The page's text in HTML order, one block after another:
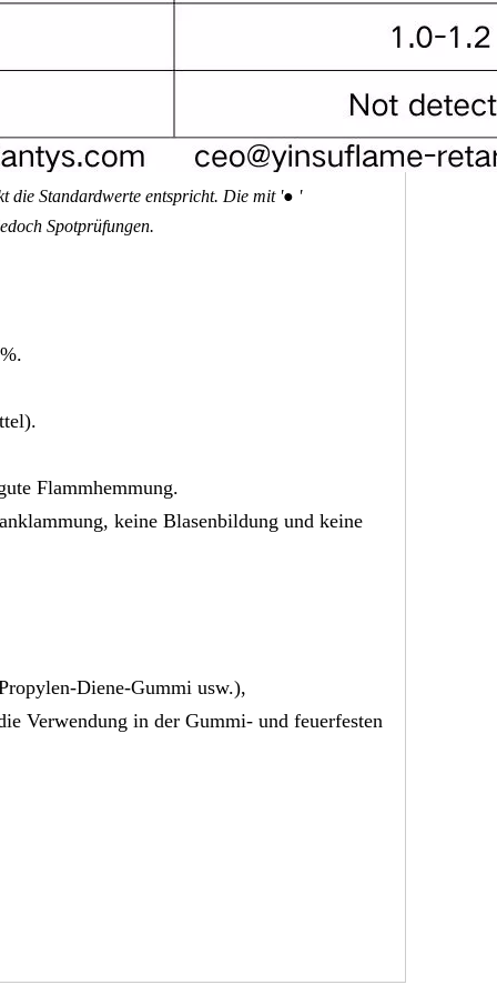
die Standardwerte entspricht. Die mit '● '
Spotprüfungen.
Flammhemmung.
keine Blasenbildung und keine
Diene-Gummi usw.),
Verwendung in der Gummi- und feuerfesten